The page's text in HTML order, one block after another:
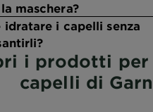
maschera?
idratare i capelli senza
i prodotti per
capelli di